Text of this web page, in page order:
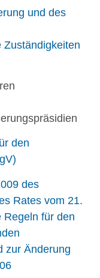
und des
Zuständigkeiten
den
des
Rates vom 21.
Regeln für den
zur Änderung